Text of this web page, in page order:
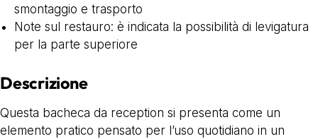
smontaggio e trasporto
Note sul restauro: è indicata la possibilità di levigatura
per la parte superiore
Descrizione
Questa bacheca da reception si presenta come un
elemento pratico pensato per l’uso quotidiano in un